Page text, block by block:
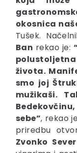
okosnica
Tušek.
Ban rekao je:
života.
smo joj
mužikaši.
sebe”, rekao
priredbu
Zvonko Sever